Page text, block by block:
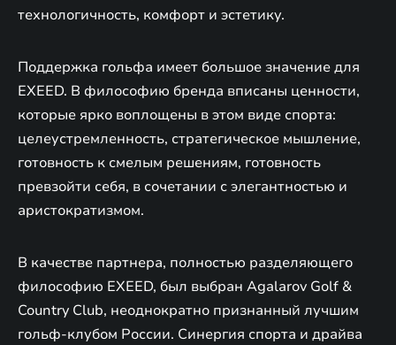
технологичность, комфорт и эстетику.
Поддержка гольфа имеет большое значение для
EXEED. В философию бренда вписаны ценности,
которые ярко воплощены в этом виде спорта:
целеустремленность, стратегическое мышление,
готовность к смелым решениям, готовность
превзойти себя, в сочетании с элегантностью и
аристократизмом.
В качестве партнера, полностью разделяющего
философию EXEED, был выбран Agalarov Golf &
Country Club, неоднократно признанный лучшим
гольф-клубом России. Синергия спорта и драйва